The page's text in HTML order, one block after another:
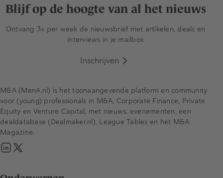
Blijf op de hoogte van al het nieuws
Ontvang 3x per week de nieuwsbrief met artikelen, deals en
interviews in je mailbox
Inschrijven
M&A (MenA.nl) is het toonaangevende platform en community
voor (young) professionals in M&A, Corporate Finance, Private
Equity en Venture Capital, met nieuws, evenementen, een
dealdatabase (Dealmaker.nl), League Tables en het M&A
Magazine.